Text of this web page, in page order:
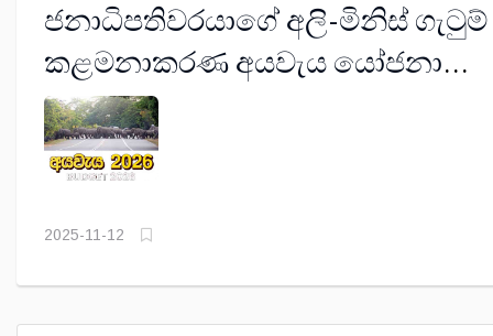
ජනාධිපතිවරයාගේ අලි-මිනිස් ගැටුම්
කළමනාකරණ අයවැය යෝජනා
යථාර්තවාදී ද???
2025-11-12